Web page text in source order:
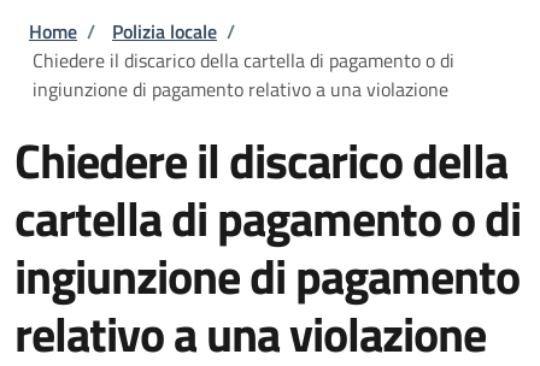
Briciole di pane
Home / Polizia locale /
Chiedere il discarico della cartella di pagamento o di
ingiunzione di pagamento relativo a una violazione
Chiedere il discarico della
cartella di pagamento o di
ingiunzione di pagamento
relativo a una violazione